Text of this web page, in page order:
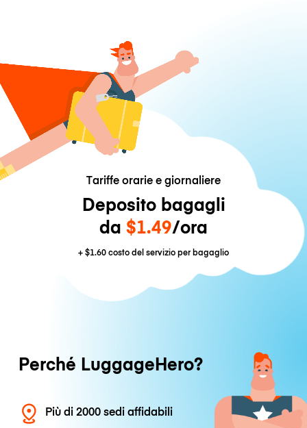
Tariffe orarie e giornaliere
Deposito bagagli
da $1.49/ora
+$1.60costo del servizio per bagaglio
Perché LuggageHero?
Più di 2000 sedi affidabili